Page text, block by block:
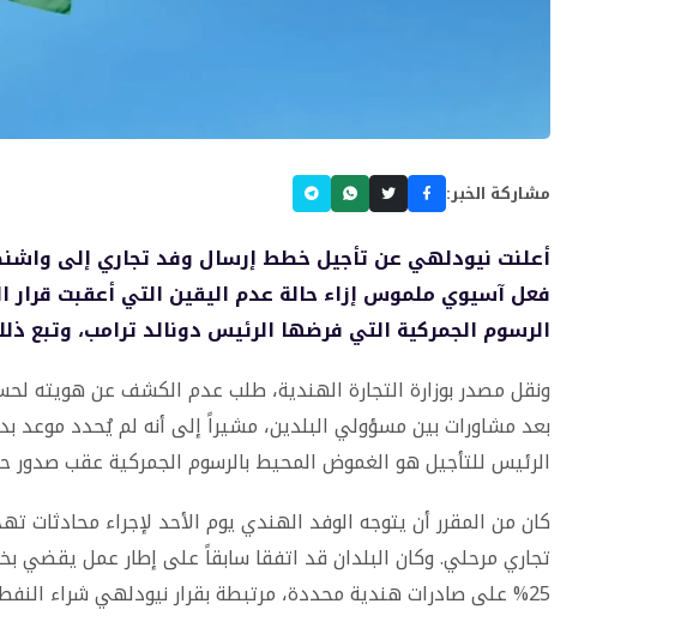
مشاركة الخبر:
أعلنت نيودلهي عن تأجيل خطط إرسال وفد تجاري إلى
فعل آسيوي ملموس إزاء حالة عدم اليقين التي أعقبت قرار
الرسوم الجمركية التي فرضها الرئيس دونالد ترامب،
ونقل مصدر بوزارة التجارة الهندية، طلب عدم الكشف عن هويته
بعد مشاورات بين مسؤولي البلدين، مشيراً إلى أنه لم يُحدد موعد
الرئيس للتأجيل هو الغموض المحيط بالرسوم الجمركية عقب صدور
كان من المقرر أن يتوجه الوفد الهندي يوم الأحد لإجراء محادثات
تجاري مرحلي. وكان البلدان قد اتفقا سابقاً على إطار عمل يقضي
25% على صادرات هندية محددة، مرتبطة بقرار نيودلهي شراء النفط الروسي.